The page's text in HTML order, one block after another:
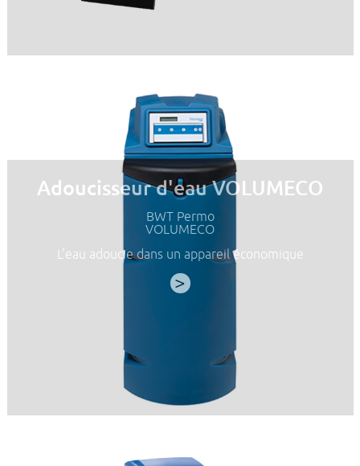
Adoucisseur d'eau VOLUMECO
BWT Permo
VOLUMECO
L’eau adoucie dans un appareil économique
>